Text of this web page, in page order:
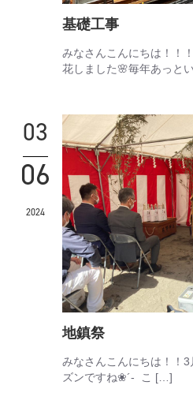
基礎工事
みなさんこんにちは！！
花しました🌸毎年あっと
03
06
2024
地鎮祭
みなさんこんにちは！！
ズンですね❀´- こ […]